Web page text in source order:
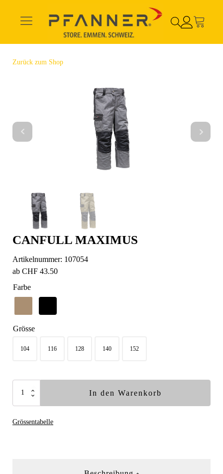
Zurück zum Shop
CANFULL MAXIMUS
Artikelnummer: 107054
ab CHF 43.50
Farbe
Grösse
104 116 128 140 152
Canfull
In den Warenkorb
Grössentabelle